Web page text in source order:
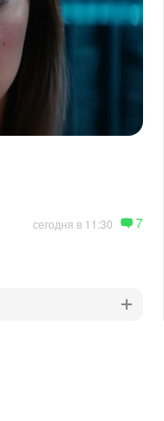
сегодня в 11:30 7